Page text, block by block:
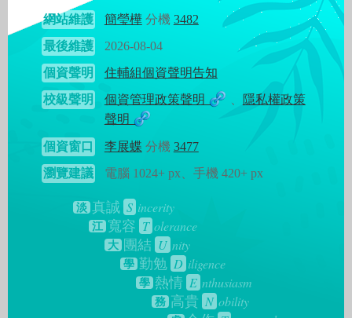
網站維護
簡瑩樺分機 3482
最後維護
2026-08-04
個資聲明
住輔組個資聲明告知
校級聲明
個資管理政策聲明
隱私權政策
聲明
個資窗口 李展蝶 分機 3477
瀏覽建議
電腦 1024+ px、手機 420+ px
淡 真誠 S incerity
江 寬容 T olerance
大 團結 U nity
學 勤勉 D iligence
學 熱情 E nthusiasm
務 高貴 N obility